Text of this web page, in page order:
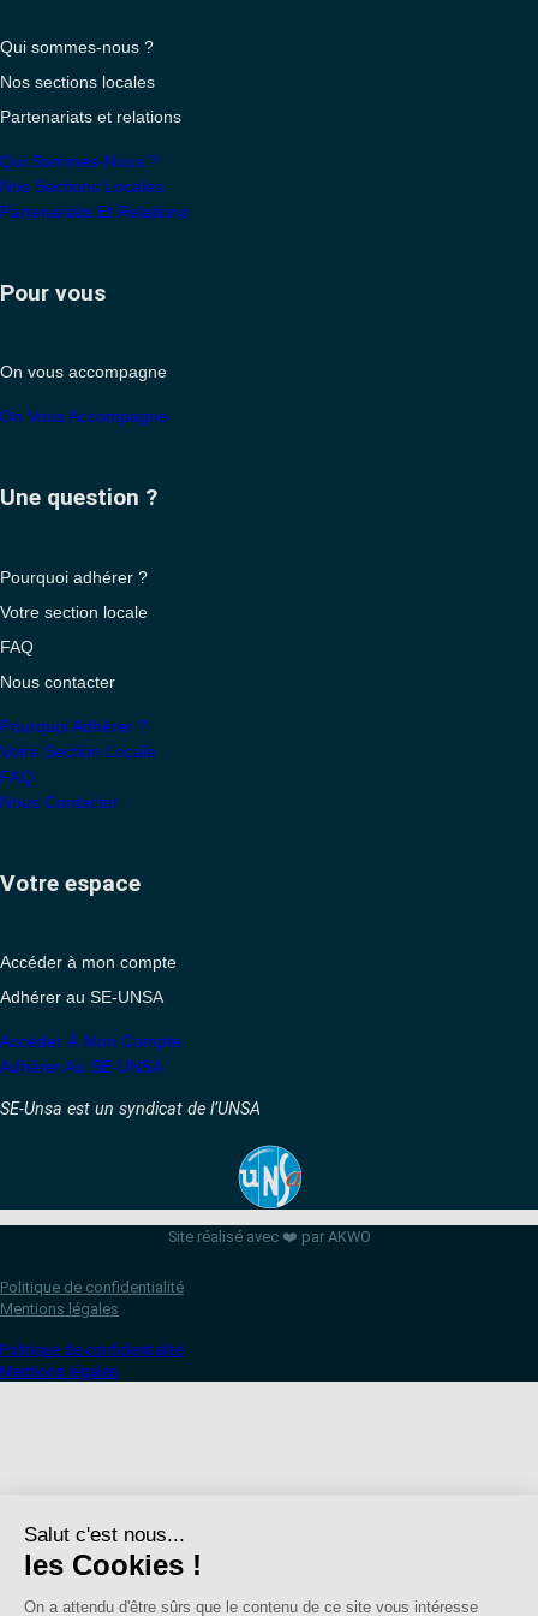
Qui sommes-nous ?
Nos sections locales
Partenariats et relations
Qui Sommes-Nous ?
Nos Sections Locales
Partenariats Et Relations
Pour vous
On vous accompagne
On Vous Accompagne
Une question ?
Pourquoi adhérer ?
Votre section locale
FAQ
Nous contacter
Pourquoi Adhérer ?
Votre Section Locale
FAQ
Nous Contacter
Votre espace
Accéder à mon compte
Adhérer au SE-UNSA
Accéder À Mon Compte
Adhérer Au SE-UNSA
SE-Unsa est un syndicat de l’UNSA
Site réalisé avec ❤️ par AKWO
Politique de confidentialité
Mentions légales
Politique de confidentialité
Mentions légales